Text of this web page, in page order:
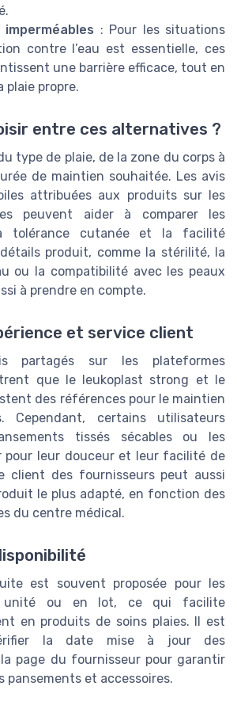
: Pour les situations
contre l’eau est essentielle, ces
une barrière efficace, tout en
plaie propre.
entre ces alternatives ?
type de plaie, de la zone du corps à
de maintien souhaitée. Les avis
attribuées aux produits sur les
peuvent aider à comparer les
tolérance cutanée et la facilité
produit, comme la stérilité, la
ou la compatibilité avec les peaux
à prendre en compte.
et service client
partagés sur les plateformes
que le leukoplast strong et le
des références pour le maintien
Cependant, certains utilisateurs
tissés sécables ou les
pour leur douceur et leur facilité de
client des fournisseurs peut aussi
le plus adapté, en fonction des
du centre médical.
est souvent proposée pour les
unité ou en lot, ce qui facilite
en produits de soins plaies. Il est
la date mise à jour des
page du fournisseur pour garantir
pansements et accessoires.